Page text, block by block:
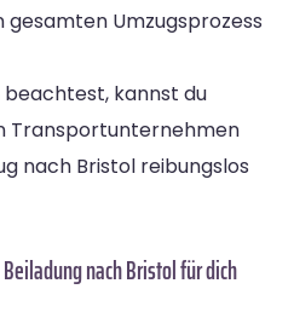
gesamten Umzugsprozess
beachtest, kannst du
Transportunternehmen
nach Bristol reibungslos
nach Bristol für dich